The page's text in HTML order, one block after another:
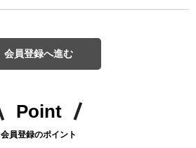
会員登録へ進む
Point
会員登録のポイント